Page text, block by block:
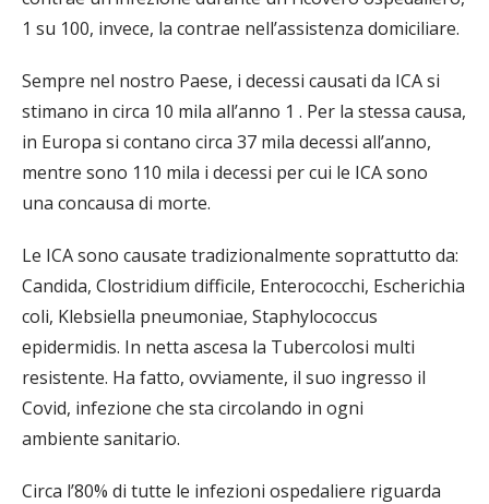
1 su 100, invece, la contrae nell’assistenza domiciliare.
Sempre nel nostro Paese, i decessi causati da ICA si
stimano in circa 10 mila all’anno 1 . Per la stessa causa,
in Europa si contano circa 37 mila decessi all’anno,
mentre sono 110 mila i decessi per cui le ICA sono
una concausa di morte.
Le ICA sono causate tradizionalmente soprattutto da:
Candida, Clostridium difficile, Enterococchi, Escherichia
coli, Klebsiella pneumoniae, Staphylococcus
epidermidis. In netta ascesa la Tubercolosi multi
resistente. Ha fatto, ovviamente, il suo ingresso il
Covid, infezione che sta circolando in ogni
ambiente sanitario.
Circa l’80% di tutte le infezioni ospedaliere riguarda